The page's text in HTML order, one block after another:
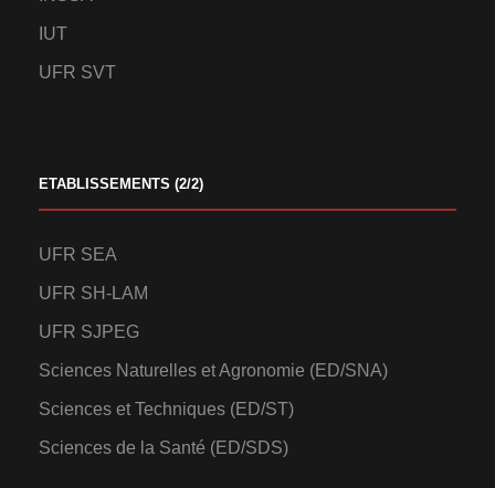
IUT
UFR SVT
ETABLISSEMENTS (2/2)
UFR SEA
UFR SH-LAM
UFR SJPEG
Sciences Naturelles et Agronomie (ED/SNA)
Sciences et Techniques (ED/ST)
Sciences de la Santé (ED/SDS)